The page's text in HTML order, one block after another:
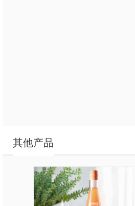
其他产品